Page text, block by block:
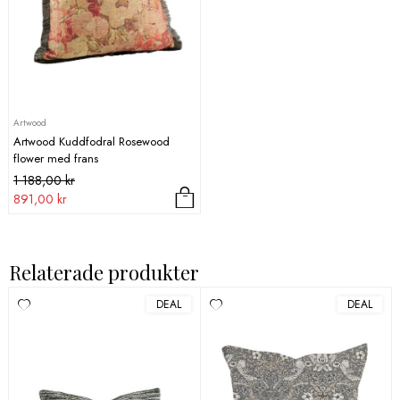
Artwood
Artwood Kuddfodral Rosewood
flower med frans
1 188,00kr
Det
ursprungliga
188,00 kr.
891,00 kr
Det
nuvarande
har
flera
varianter.
Relaterade produkter
DEAL DEAL